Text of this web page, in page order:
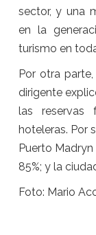
sector, y una
en la
turismo en
Por otra
dirigente
las reservas
hoteleras. Por
Puerto
85%; y la
Foto: Mario